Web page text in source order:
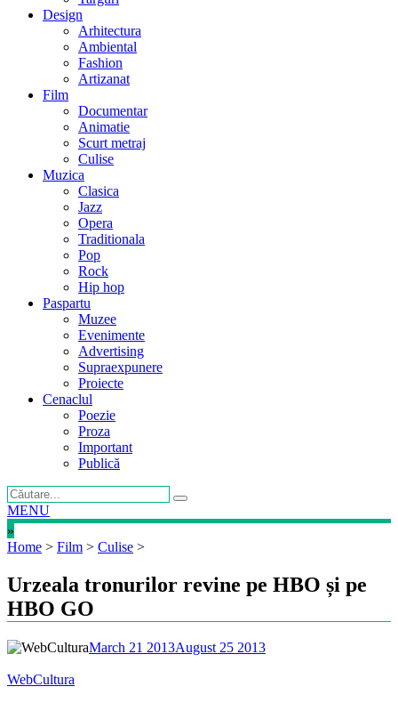
Design
Arhitectura
Ambiental
Fashion
Artizanat
Film
Documentar
Animatie
Scurt metraj
Culise
Muzica
Clasica
Jazz
Opera
Traditionala
Pop
Rock
Hip hop
Paspartu
Muzee
Evenimente
Advertising
Supraexpunere
Proiecte
Cenaclul
Poezie
Proza
Important
Publică
MENU
»
Home > Film > Culise >
Urzeala tronurilor revine pe HBO și pe
HBO GO
March 21 2013August 25 2013
WebCultura